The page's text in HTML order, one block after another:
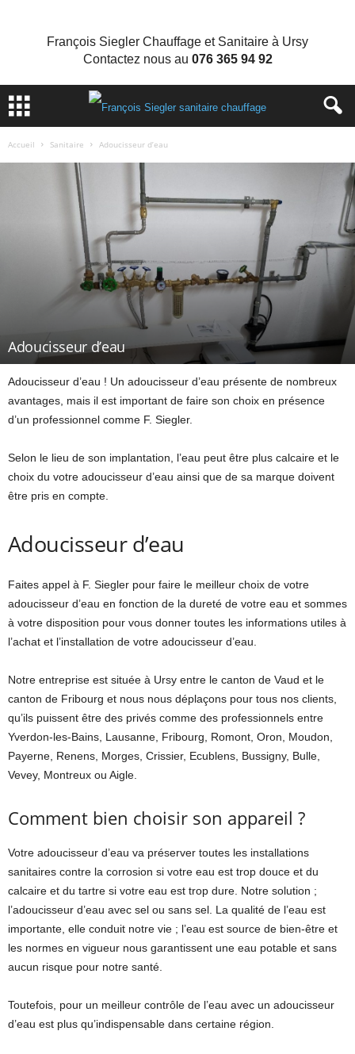
François Siegler Chauffage et Sanitaire à Ursy
Contactez nous au 076 365 94 92
Accueil Sanitaire Adoucisseur d’eau
Adoucisseur d’eau
Adoucisseur d’eau ! Un adoucisseur d’eau présente de nombreux
avantages, mais il est important de faire son choix en présence
d’un professionnel comme F. Siegler.
Selon le lieu de son implantation, l’eau peut être plus calcaire et le
choix du votre adoucisseur d’eau ainsi que de sa marque doivent
être pris en compte.
Adoucisseur d’eau
Faites appel à F. Siegler pour faire le meilleur choix de votre
adoucisseur d’eau en fonction de la dureté de votre eau et sommes
à votre disposition pour vous donner toutes les informations utiles à
l’achat et l’installation de votre adoucisseur d’eau.
Notre entreprise est située à Ursy entre le canton de Vaud et le
canton de Fribourg et nous nous déplaçons pour tous nos clients,
qu’ils puissent être des privés comme des professionnels entre
Yverdon-les-Bains, Lausanne, Fribourg, Romont, Oron, Moudon,
Payerne, Renens, Morges, Crissier, Ecublens, Bussigny, Bulle,
Vevey, Montreux ou Aigle.
Comment bien choisir son appareil ?
Votre adoucisseur d’eau va préserver toutes les installations
sanitaires contre la corrosion si votre eau est trop douce et du
calcaire et du tartre si votre eau est trop dure. Notre solution ;
l’adoucisseur d’eau avec sel ou sans sel. La qualité de l’eau est
importante, elle conduit notre vie ; l’eau est source de bien-être et
les normes en vigueur nous garantissent une eau potable et sans
aucun risque pour notre santé.
Toutefois, pour un meilleur contrôle de l’eau avec un adoucisseur
d’eau est plus qu’indispensable dans certaine région.